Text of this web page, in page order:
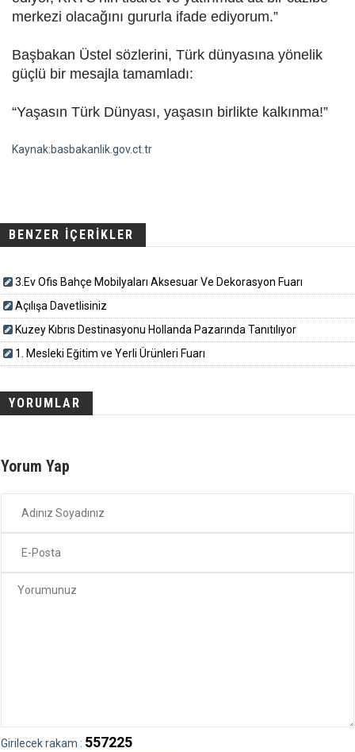
merkezi olacağını gururla ifade ediyorum.”
Başbakan Üstel sözlerini, Türk dünyasına yönelik
güçlü bir mesajla tamamladı:
“Yaşasın Türk Dünyası, yaşasın birlikte kalkınma!”
Kaynak:basbakanlik.gov.ct.tr
BENZER İÇERİKLER
3.Ev Ofis Bahçe Mobilyaları Aksesuar Ve Dekorasyon Fuarı
Açılışa Davetlisiniz
Kuzey Kıbrıs Destinasyonu Hollanda Pazarında Tanıtılıyor
1. Mesleki Eğitim ve Yerli Ürünleri Fuarı
YORUMLAR
Yorum Yap
Girilecek rakam : 557225